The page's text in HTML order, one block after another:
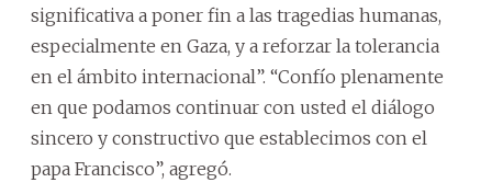
significativa a poner fin a las tragedias humanas,
especialmente en Gaza, y a reforzar la tolerancia
en el ámbito internacional”. “Confío plenamente
en que podamos continuar con usted el diálogo
sincero y constructivo que establecimos con el
papa Francisco”, agregó.